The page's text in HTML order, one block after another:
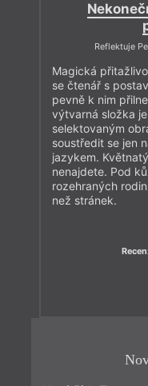
Reflektuje
Magická
se čtenář s
pevně k nim
výtvarná složka
selektovaným
soustředit se jen
jazykem.
nenajdete. Pod
rozehraných
než stránek.